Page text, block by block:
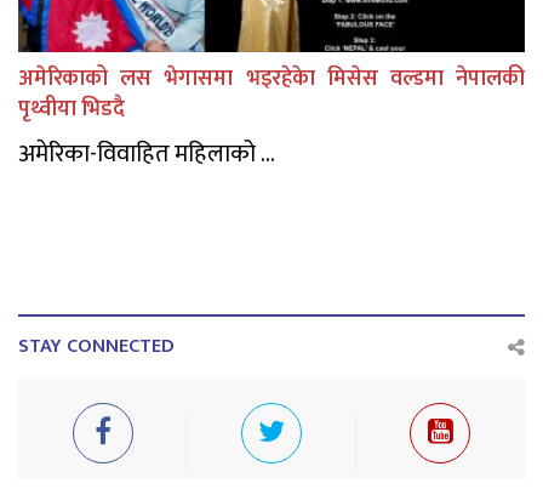
अमेरिकाको लस भेगासमा भइरहेकेा मिसेस वल्डमा नेपालकी
पृथ्वीया भिडदै
अमेरिका-विवाहित महिलाको ...
STAY CONNECTED